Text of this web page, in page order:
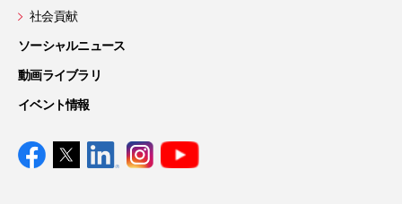
社会貢献
ソーシャルニュース
動画ライブラリ
イベント情報